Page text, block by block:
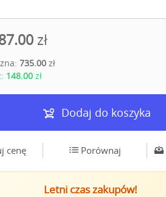
zł
735.00zł
148.00zł
Dodaj do koszyka
cenę Porównaj
Letni czas zakupów!